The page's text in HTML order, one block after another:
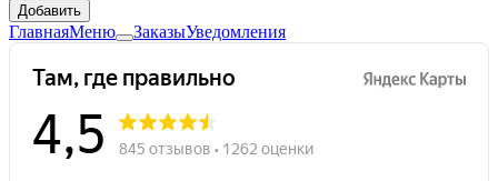
Добавить
ГлавнаяМеню ЗаказыУведомления